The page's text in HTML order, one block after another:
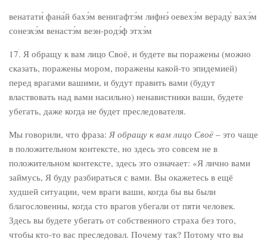
венатати́ фана́й бахэ́м венигафтэ́м лифнэ́ оевехэ́м вераду́ вахэ́м
сонеэхэ́м венастэ́м веэн-родэ́ф этхэ́м
17. Я обращу к вам лицо Своё, и будете вы поражены (можно
сказать, поражены мором, поражены какой-то эпидемией)
перед врагами вашими, и будут править вами (будут
властвовать над вами насильно) ненавистники ваши, будете
убегать, даже когда не будет преследователя.
Мы говорили, что фраза:Я обращу к вам лицо Своё – это чаще
в положительном контексте, но здесь это совсем не в
положительном контексте, здесь это означает: «Я лично вами
займусь, Я буду разбираться с вами. Вы окажетесь в ещё
худшей ситуации, чем враги ваши, когда бы вы были
благословенны, когда сто врагов убегали от пяти человек.
Здесь вы будете убегать от собственного страха без того,
чтобы кто-то вас преследовал. Почему так? Потому что вы